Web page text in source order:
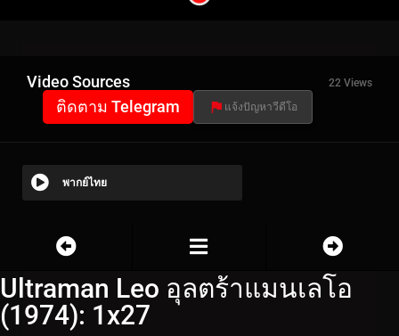
Video Sources 22 Views
ติดตาม Telegram แจ้งปัญหาวีดีโอ
พากย์ไทย
Ultraman Leo อุลตร้าแมนเลโอ
(1974): 1x27